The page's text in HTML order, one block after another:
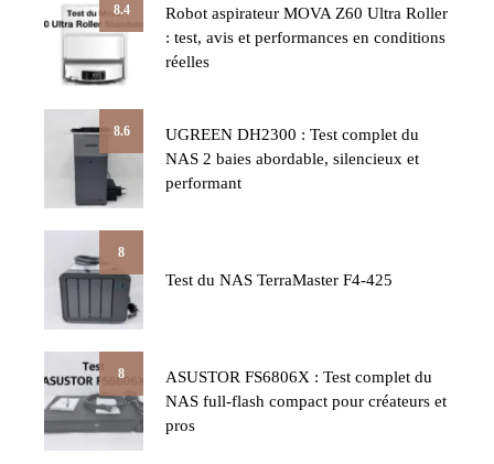
8.4
Robot aspirateur MOVA Z60 Ultra Roller
: test, avis et performances en conditions
réelles
8.6
UGREEN DH2300 : Test complet du
NAS 2 baies abordable, silencieux et
performant
8
Test du NAS TerraMaster F4-425
8
ASUSTOR FS6806X : Test complet du
NAS full-flash compact pour créateurs et
pros